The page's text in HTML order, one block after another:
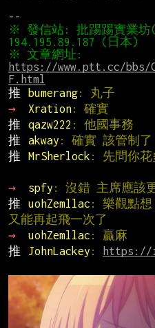
※ 發信站: 批踢踢實業
https://www.ptt.cc/bbs/
F.html
推
bumerang: 丸子
→
Xration: 確實
推
qazw222 : 他國事務
推
akway : 確實 該管制了
推
MrSherlock : 先問你花
→
spfy : 沒錯 主席應該
推
uohZemllac : 樂觀點想
又能再起飛一次了
→
uohZemllac : 贏麻
推
JohnLackey :
https://